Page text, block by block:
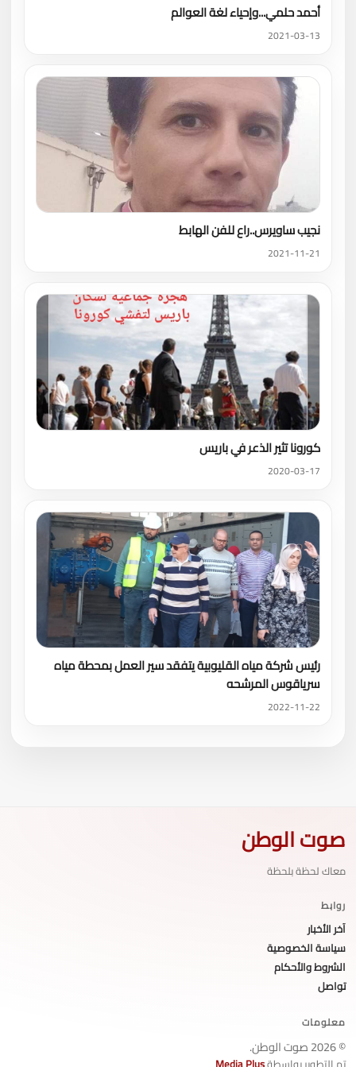
أحمد حلمي...وإحياء لغة العوالم
2021-03-13
نجيب ساويرس..راع للفن الهابط
2021-11-21
كورونا تثير الذعر في باريس
2020-03-17
رئيس شركة مياه القليوبية يتفقد سير العمل بمحطة مياه
سرياقوس المرشحه
2022-11-22
صوت الوطن
معاك لحظة بلحظة
روابط
آخر الأخبار
سياسة الخصوصية
الشروط والأحكام
تواصل
معلومات
© 2026 صوت الوطن.